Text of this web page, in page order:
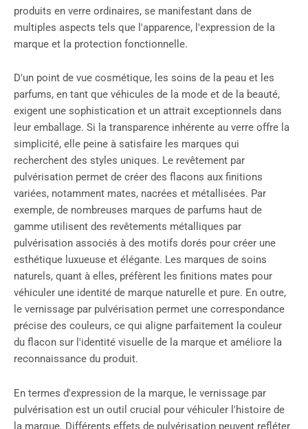
produits en verre ordinaires, se manifestant dans de
multiples aspects tels que l'apparence, l'expression de la
marque et la protection fonctionnelle.
D'un point de vue cosmétique, les soins de la peau et les
parfums, en tant que véhicules de la mode et de la beauté,
exigent une sophistication et un attrait exceptionnels dans
leur emballage. Si la transparence inhérente au verre offre la
simplicité, elle peine à satisfaire les marques qui
recherchent des styles uniques. Le revêtement par
pulvérisation permet de créer des flacons aux finitions
variées, notamment mates, nacrées et métallisées. Par
exemple, de nombreuses marques de parfums haut de
gamme utilisent des revêtements métalliques par
pulvérisation associés à des motifs dorés pour créer une
esthétique luxueuse et élégante. Les marques de soins
naturels, quant à elles, préfèrent les finitions mates pour
véhiculer une identité de marque naturelle et pure. En outre,
le vernissage par pulvérisation permet une correspondance
précise des couleurs, ce qui aligne parfaitement la couleur
du flacon sur l'identité visuelle de la marque et améliore la
reconnaissance du produit.
En termes d'expression de la marque, le vernissage par
pulvérisation est un outil crucial pour véhiculer l'histoire de
la marque. Différents effets de pulvérisation peuvent refléter